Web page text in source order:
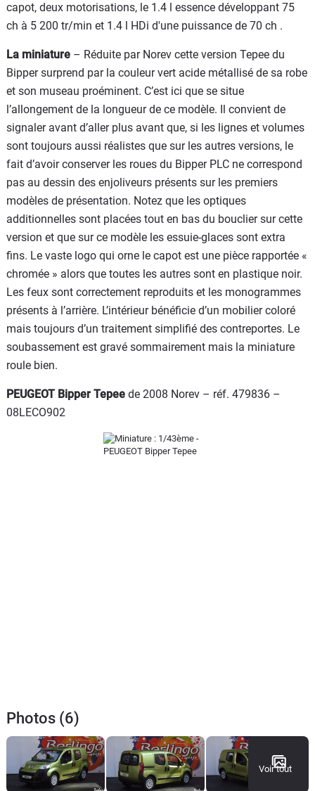
capot, deux motorisations, le 1.4 l essence développant 75
ch à 5 200 tr/min et 1.4 l HDi d'une puissance de 70 ch .
La miniature – Réduite par Norev cette version Tepee du
Bipper surprend par la couleur vert acide métallisé de sa robe
et son museau proéminent. C’est ici que se situe
l’allongement de la longueur de ce modèle. Il convient de
signaler avant d’aller plus avant que, si les lignes et volumes
sont toujours aussi réalistes que sur les autres versions, le
fait d’avoir conserver les roues du Bipper PLC ne correspond
pas au dessin des enjoliveurs présents sur les premiers
modèles de présentation. Notez que les optiques
additionnelles sont placées tout en bas du bouclier sur cette
version et que sur ce modèle les essuie-glaces sont extra
fins. Le vaste logo qui orne le capot est une pièce rapportée «
chromée » alors que toutes les autres sont en plastique noir.
Les feux sont correctement reproduits et les monogrammes
présents à l’arrière. L’intérieur bénéficie d’un mobilier coloré
mais toujours d’un traitement simplifié des contreportes. Le
soubassement est gravé sommairement mais la miniature
roule bien.
PEUGEOT Bipper Tepee de 2008 Norev – réf. 479836 –
08LECO902
Photos (6)
Voir tout